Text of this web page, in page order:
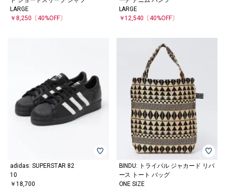
LARGE
￥8,250 〔40%OFF〕
LARGE
￥12,540 〔40%OFF〕
adidas: SUPERSTAR 82
10
￥18,700
BINDU: トライバル ジャカード リバ
ース トート バッグ
ONE SIZE